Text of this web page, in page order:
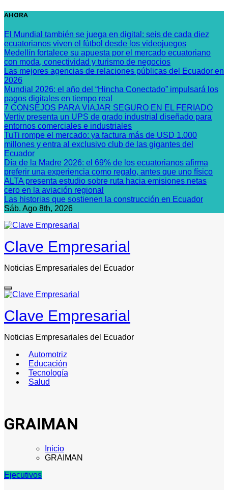
Saltar
contenido
AHORA
El Mundial también se juega en digital: seis de cada diez
ecuatorianos viven el fútbol desde los videojuegos
Medellín fortalece su apuesta por el mercado ecuatoriano
con moda, conectividad y turismo de negocios
Las mejores agencias de relaciones públicas del Ecuador en
2026
Mundial 2026: el año del “Hincha Conectado” impulsará los
pagos digitales en tiempo real
7 CONSEJOS PARA VIAJAR SEGURO EN EL FERIADO
Vertiv presenta un UPS de grado industrial diseñado para
entornos comerciales e industriales
TuTi rompe el mercado: ya factura más de USD 1.000
millones y entra al exclusivo club de las gigantes del
Ecuador
Día de la Madre 2026: el 69% de los ecuatorianos afirma
preferir una experiencia como regalo, antes que uno físico
ALTA presenta estudio sobre ruta hacia emisiones netas
cero en la aviación regional
Las historias que sostienen la construcción en Ecuador
Sáb. Ago 8th, 2026
Clave Empresarial
Noticias Empresariales del Ecuador
Clave Empresarial
Noticias Empresariales del Ecuador
Automotriz
Educación
Tecnología
Salud
GRAIMAN
Inicio
GRAIMAN
Ejecutivos